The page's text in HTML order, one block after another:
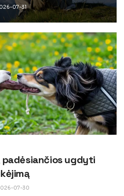
07-31
ugdyti
07-30